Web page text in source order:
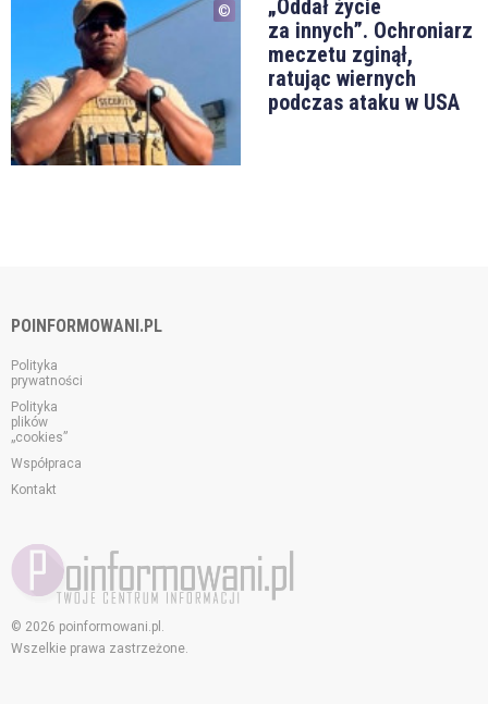
„Oddał życie
za innych”. Ochroniarz
meczetu zginął,
ratując wiernych
podczas ataku w USA
POINFORMOWANI.PL
Polityka
prywatności
Polityka
plików
„cookies”
Współpraca
Kontakt
© 2026 poinformowani.pl.
Wszelkie prawa zastrzeżone.